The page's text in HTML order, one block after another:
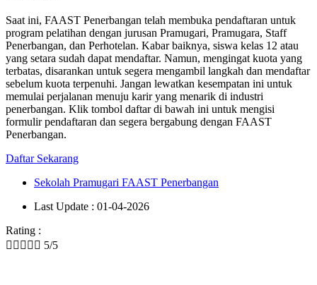
Saat ini, FAAST Penerbangan telah membuka pendaftaran untuk
program pelatihan dengan jurusan Pramugari, Pramugara, Staff
Penerbangan, dan Perhotelan. Kabar baiknya, siswa kelas 12 atau
yang setara sudah dapat mendaftar. Namun, mengingat kuota yang
terbatas, disarankan untuk segera mengambil langkah dan mendaftar
sebelum kuota terpenuhi. Jangan lewatkan kesempatan ini untuk
memulai perjalanan menuju karir yang menarik di industri
penerbangan. Klik tombol daftar di bawah ini untuk mengisi
formulir pendaftaran dan segera bergabung dengan FAAST
Penerbangan.
Daftar Sekarang
Sekolah Pramugari FAAST Penerbangan
Last Update : 01-04-2026
Rating :
     5/5